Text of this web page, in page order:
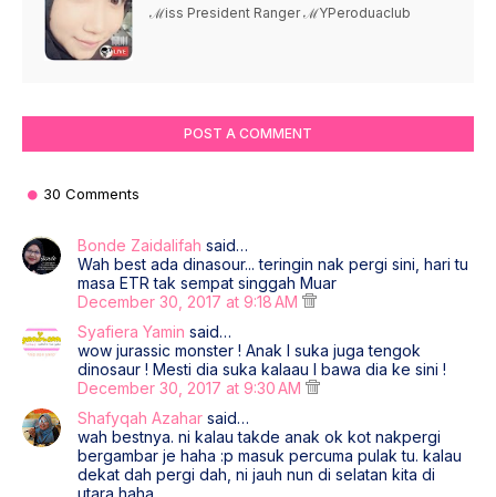
ℳiss President Ranger ℳYPeroduaclub
POST A COMMENT
30 Comments
Bonde Zaidalifah said…
Wah best ada dinasour... teringin nak pergi sini, hari tu
masa ETR tak sempat singgah Muar
December 30, 2017 at 9:18 AM
Syafiera Yamin said…
wow jurassic monster ! Anak I suka juga tengok
dinosaur ! Mesti dia suka kalaau I bawa dia ke sini !
December 30, 2017 at 9:30 AM
Shafyqah Azahar said…
wah bestnya. ni kalau takde anak ok kot nakpergi
bergambar je haha :p masuk percuma pulak tu. kalau
dekat dah pergi dah, ni jauh nun di selatan kita di
utara haha